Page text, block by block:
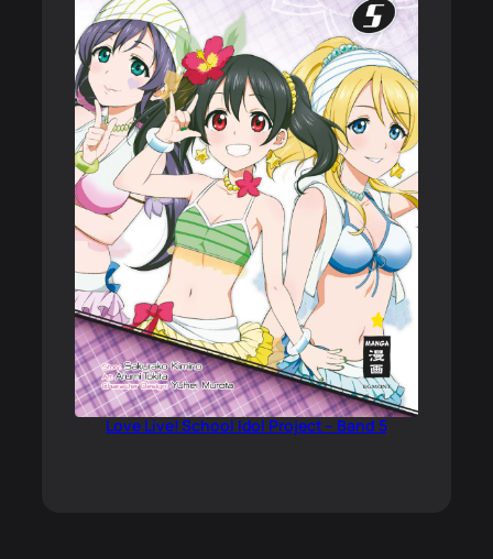
Love Live! School Idol Project – Band 5